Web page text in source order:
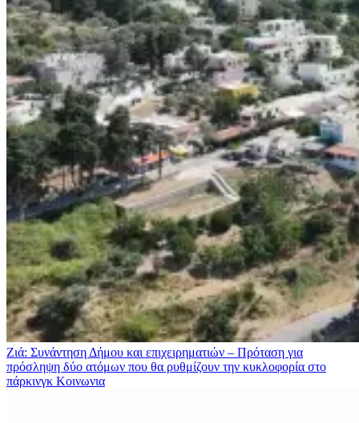
Ζιά: Συνάντηση Δήμου και επιχειρηματιών – Πρόταση για
πρόσληψη δύο ατόμων που θα ρυθμίζουν την κυκλοφορία στο
πάρκινγκ Κοινωνια